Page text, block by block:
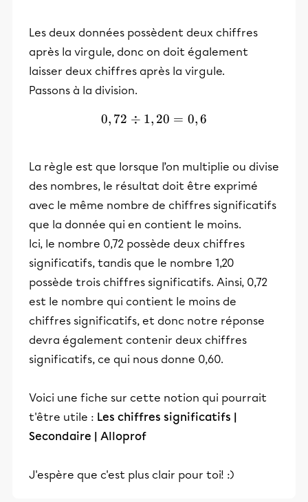
Les deux données possèdent deux chiffres
après la virgule, donc on doit également
laisser deux chiffres après la virgule.
Passons à la division.
0,72 \div 1,20 = 0,6
0, 72 ÷ 1, 20 = 0,6
La règle est que lorsque l’on multiplie ou divise
des nombres, le résultat doit être exprimé
avec le même nombre de chiffres significatifs
que la donnée qui en contient le moins.
Ici, le nombre 0,72 possède deux chiffres
significatifs, tandis que le nombre 1,20
possède trois chiffres significatifs. Ainsi, 0,72
est le nombre qui contient le moins de
chiffres significatifs, et donc notre réponse
devra également contenir deux chiffres
significatifs, ce qui nous donne 0,60.
Voici une fiche sur cette notion qui pourrait
t'être utile : Les chiffres significatifs |
Secondaire | Alloprof
J'espère que c'est plus clair pour toi! :)